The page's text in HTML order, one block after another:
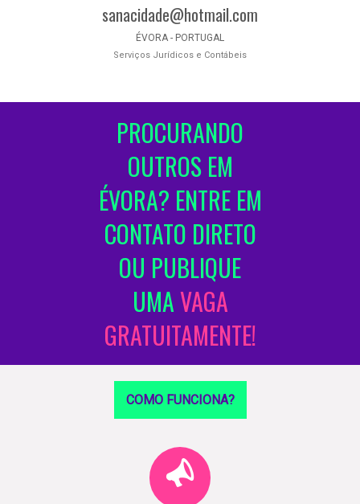
sanacidade@hotmail.com
ÉVORA - PORTUGAL
Serviços Jurídicos e Contábeis
PROCURANDO
OUTROS EM
ÉVORA? ENTRE EM
CONTATO DIRETO
OU PUBLIQUE
UMAVAGA
GRATUITAMENTE!
COMO FUNCIONA?